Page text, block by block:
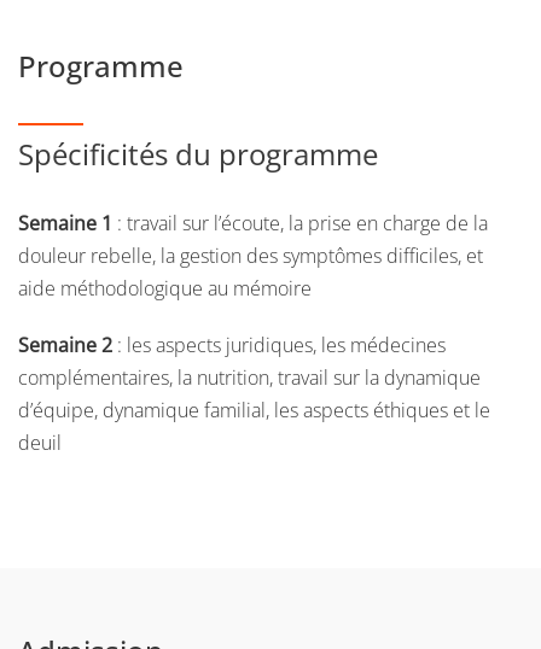
Programme
Spécificités du programme
Semaine 1 : travail sur l’écoute, la prise en charge de la
douleur rebelle, la gestion des symptômes difficiles, et
aide méthodologique au mémoire
Semaine 2 : les aspects juridiques, les médecines
complémentaires, la nutrition, travail sur la dynamique
d’équipe, dynamique familial, les aspects éthiques et le
deuil